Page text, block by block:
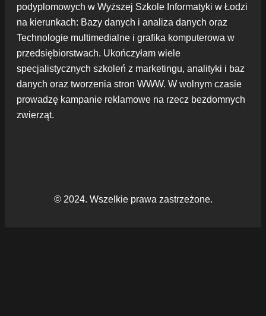
podyplomowych w Wyższej Szkole Informatyki w Łodzi
na kierunkach: Bazy danych i analiza danych oraz
Technologie multimedialne i grafika komputerowa w
przedsiębiorstwach. Ukończyłam wiele
specjalistycznych szkoleń z marketingu, analityki i baz
danych oraz tworzenia stron WWW. W wolnym czasie
prowadzę kampanie reklamowe na rzecz bezdomnych
zwierząt.
© 2024. Wszelkie prawa zastrzeżone.